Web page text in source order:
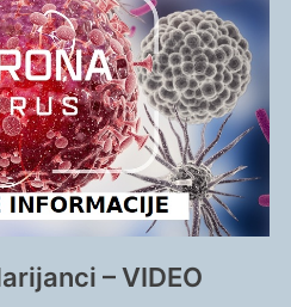
– VIDEO